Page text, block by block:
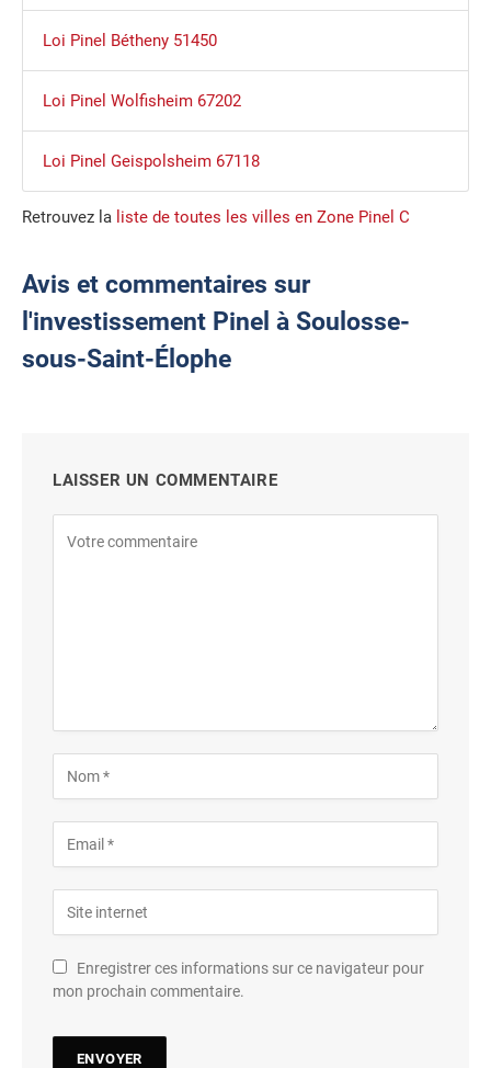
Loi Pinel Bétheny 51450
Loi Pinel Wolfisheim 67202
Loi Pinel Geispolsheim 67118
Retrouvez la liste de toutes les villes en Zone Pinel C
Avis et commentaires sur
l'investissement Pinel à Soulosse-
sous-Saint-Élophe
LAISSER UN COMMENTAIRE
Enregistrer ces informations sur ce navigateur pour
mon prochain commentaire.